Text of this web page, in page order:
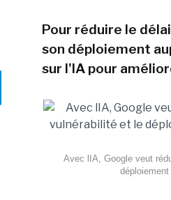
Pour réduire le
son déploiement
sur l'IA pour
Avec lIA, Google veut
déploiement